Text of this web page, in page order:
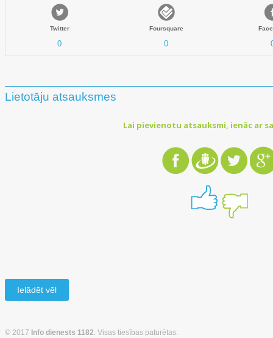
Twitter
0
Foursquare
0
Lietotāju atsauksmes
Lai pievienotu atsauksmi, ienāc ar
Ielādēt vēl
© 2017 Info dienests 1182. Visas tiesības paturētas.